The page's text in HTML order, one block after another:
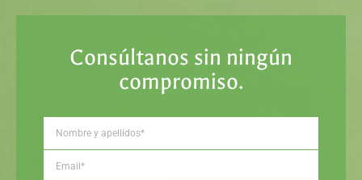
Consúltanos sin ningún
compromiso.